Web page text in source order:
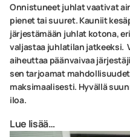
Onnistuneet juhlat vaativat
pienet tai suuret. Kauniit
järjestämään juhlat kotona,
valjastaa juhlatilan jatkeeksi.
aiheuttaa päänvaivaa
sen tarjoamat
maksimaalisesti. Hyvällä
iloa.
Lue lisää…